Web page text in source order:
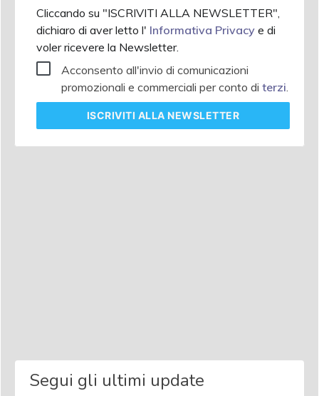
Cliccando su "ISCRIVITI ALLA NEWSLETTER",
dichiaro di aver letto l' Informativa Privacy e di
voler ricevere la Newsletter.
Acconsento all'invio di comunicazioni
promozionali e commerciali per conto di terzi.
ISCRIVITI ALLA NEWSLETTER
Segui gli ultimi update